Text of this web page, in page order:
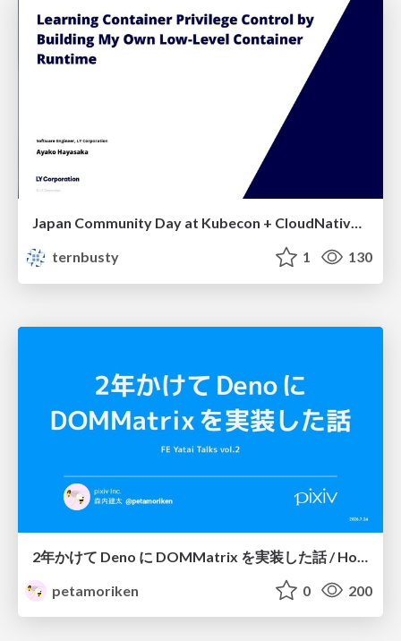
Japan Community Day at Kubecon + CloudNativeCon Japan 2026: Learning Container Privilege Control by Building My Own Low-Level Container Runtime
ternbusty
1 130
petamoriken
0 200